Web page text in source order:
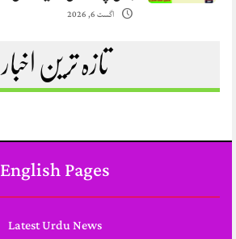
اگست 6, 2026
تازہ ترین اخبار
English Pages
Latest Urdu News